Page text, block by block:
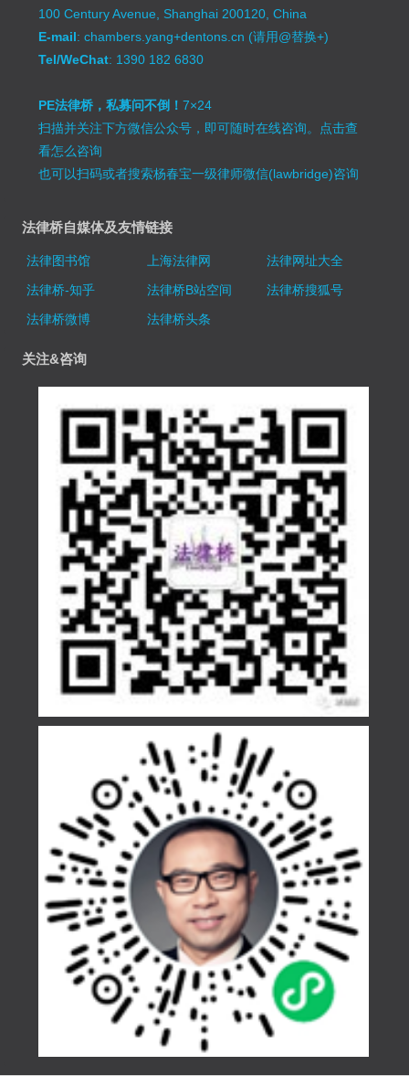
100 Century Avenue, Shanghai 200120, China
E-mail: chambers.yang+dentons.cn (请用@替换+)
Tel/WeChat: 1390 182 6830
PE法律桥，私募问不倒！7×24
扫描并关注下方微信公众号，即可随时在线咨询。 点击查
看怎么咨询
也可以扫码或者搜索杨春宝一级律师微信(lawbridge)咨询
法律桥自媒体及友情链接
法律图书馆 上海法律网
法律网址大全
法律桥-知乎
法律桥B站空间
法律桥搜狐号
法律桥微博
法律桥头条
关注&咨询